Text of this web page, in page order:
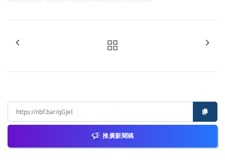
推廣新聞稿